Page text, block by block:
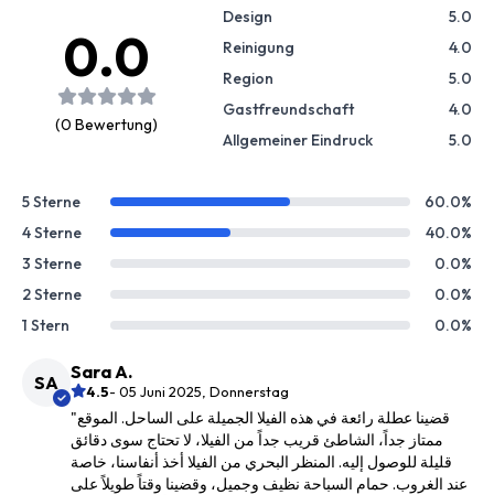
0.0
(0 Bewertung)
Design
5.0
Reinigung
4.0
Region
5.0
Gastfreundschaft
4.0
Allgemeiner Eindruck
5.0
5 Sterne
60.0%
4 Sterne
40.0%
3 Sterne
0.0%
2 Sterne
0.0%
1 Stern
0.0%
SA Sara A.
4.5- 05 Juni 2025, Donnerstag
"قضينا عطلة رائعة في هذه الفيلا الجميلة على الساحل. الموقع
ممتاز جداً، الشاطئ قريب جداً من الفيلا، لا تحتاج سوى دقائق
قليلة للوصول إليه. المنظر البحري من الفيلا أخذ أنفاسنا، خاصة
عند الغروب. حمام السباحة نظيف وجميل، وقضينا وقتاً طويلاً على